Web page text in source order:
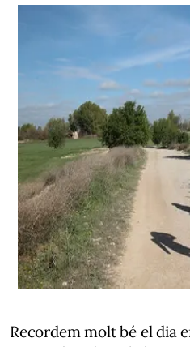
Recordem molt bé el dia